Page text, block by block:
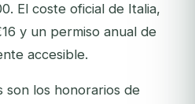
El coste oficial de Italia,
y un permiso anual de
accesible.
son los honorarios de